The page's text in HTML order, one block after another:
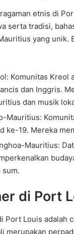
etnis di
serta tradisi,
yang unik.
Komunitas Kreol
dan Inggris.
dan musik
Mauritius:
ke-19. Mereka
Mauritius:
sum.
di Port
Port Louis adalah
merupakan